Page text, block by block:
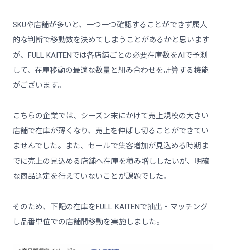
SKUや店舗が多いと、一つ一つ確認することができず属人
的な判断で移動数を決めてしまうことがあるかと思います
が、FULL KAITENでは各店舗ごとの必要在庫数をAIで予測
して、在庫移動の最適な数量と組み合わせを計算する機能
がございます。
こちらの企業では、シーズン末にかけて売上規模の大きい
店舗で在庫が薄くなり、売上を伸ばし切ることができてい
ませんでした。また、セールで集客増加が見込める時期ま
でに売上の見込める店舗へ在庫を積み増ししたいが、明確
な商品選定を行えていないことが課題でした。
そのため、下記の在庫をFULL KAITENで抽出・マッチング
し品番単位での店舗間移動を実施しました。